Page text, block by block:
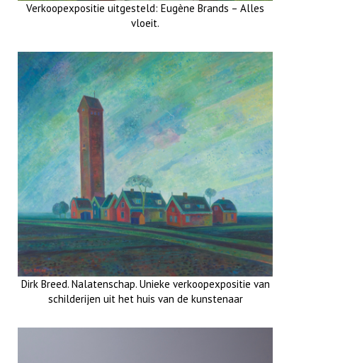
Verkoopexpositie uitgesteld: Eugène Brands – Alles
vloeit.
Dirk Breed. Nalatenschap. Unieke verkoopexpositie van
schilderijen uit het huis van de kunstenaar